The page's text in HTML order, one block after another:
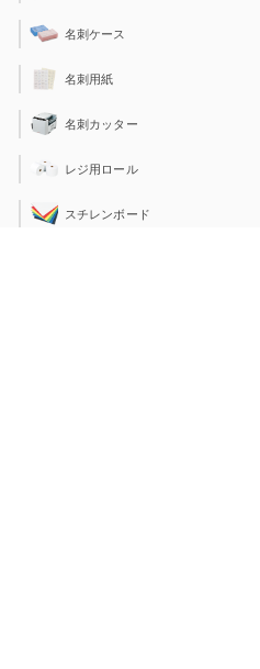
名刺ケース
名刺用紙
名刺カッター
レジ用ロール
スチレンボード